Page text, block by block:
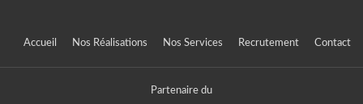
Accueil Nos Réalisations Nos Services Recrutement Contact
Partenaire du